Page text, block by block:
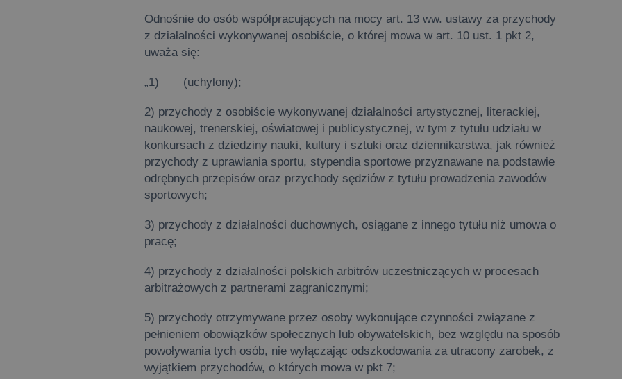
Odnośnie do osób współpracujących na mocy art. 13 ww. ustawy za przychody
z działalności wykonywanej osobiście, o której mowa w art. 10 ust. 1 pkt 2,
uważa się:
„1) (uchylony);
2) przychody z osobiście wykonywanej działalności artystycznej, literackiej,
naukowej, trenerskiej, oświatowej i publicystycznej, w tym z tytułu udziału w
konkursach z dziedziny nauki, kultury i sztuki oraz dziennikarstwa, jak również
przychody z uprawiania sportu, stypendia sportowe przyznawane na podstawie
odrębnych przepisów oraz przychody sędziów z tytułu prowadzenia zawodów
sportowych;
3) przychody z działalności duchownych, osiągane z innego tytułu niż umowa o
pracę;
4) przychody z działalności polskich arbitrów uczestniczących w procesach
arbitrażowych z partnerami zagranicznymi;
5) przychody otrzymywane przez osoby wykonujące czynności związane z
pełnieniem obowiązków społecznych lub obywatelskich, bez względu na sposób
powoływania tych osób, nie wyłączając odszkodowania za utracony zarobek, z
wyjątkiem przychodów, o których mowa w pkt 7;